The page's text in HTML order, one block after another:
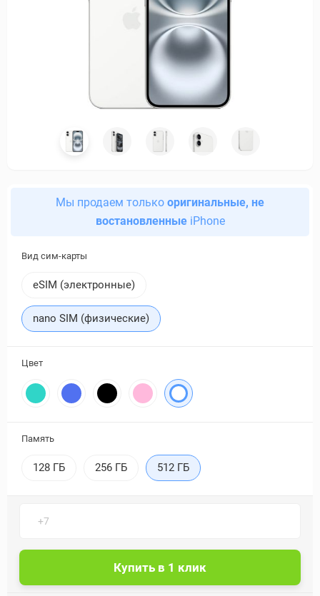
Мы продаем только оригинальные, не
востановленныеiPhone
Вид сим-карты
eSIM (электронные)
nano SIM (физические)
Цвет
Память
128 ГБ 256 ГБ 512 ГБ